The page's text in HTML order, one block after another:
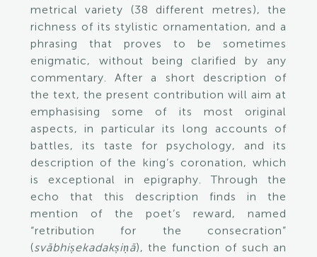
metrical variety (38 different metres), the
richness of its stylistic ornamentation, and a
phrasing that proves to be sometimes
enigmatic, without being clarified by any
commentary. After a short description of
the text, the present contribution will aim at
emphasising some of its most original
aspects, in particular its long accounts of
battles, its taste for psychology, and its
description of the king’s coronation, which
is exceptional in epigraphy. Through the
echo that this description finds in the
mention of the poet’s reward, named
“retribution for the consecration”
(svābhiṣekadakṣiṇā), the function of such an